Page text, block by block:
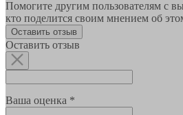
Помогите другим пользователям с
кто поделится своим мнением об
Оставить отзыв
Оставить отзыв
Ваша оценка *